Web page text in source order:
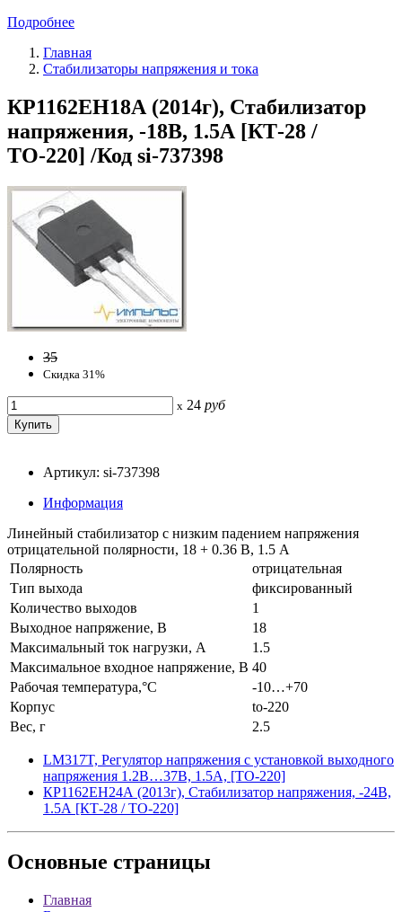
Подробнее
Главная
Стабилизаторы напряжения и тока
КР1162ЕН18А (2014г), Стабилизатор
напряжения, -18В, 1.5А [КТ-28 /
ТО-220] /Код si-737398
35
Скидка 31%
x 24 руб
Артикул: si-737398
Информация
Линейный стабилизатор с низким падением напряжения
отрицательной полярности, 18 + 0.36 В, 1.5 А
Полярность
отрицательная
Тип выхода
фиксированный
Количество выходов
1
Выходное напряжение, В
18
Максимальный ток нагрузки, А
1.5
Максимальное входное напряжение, В 40
Рабочая температура,°C
-10…+70
Корпус
to-220
Вес, г
2.5
LM317T, Регулятор напряжения с установкой выходного
напряжения 1.2В…37В, 1.5А, [TO-220]
КР1162ЕН24А (2013г), Стабилизатор напряжения, -24В,
1.5А [КТ-28 / ТО-220]
Основные страницы
Главная